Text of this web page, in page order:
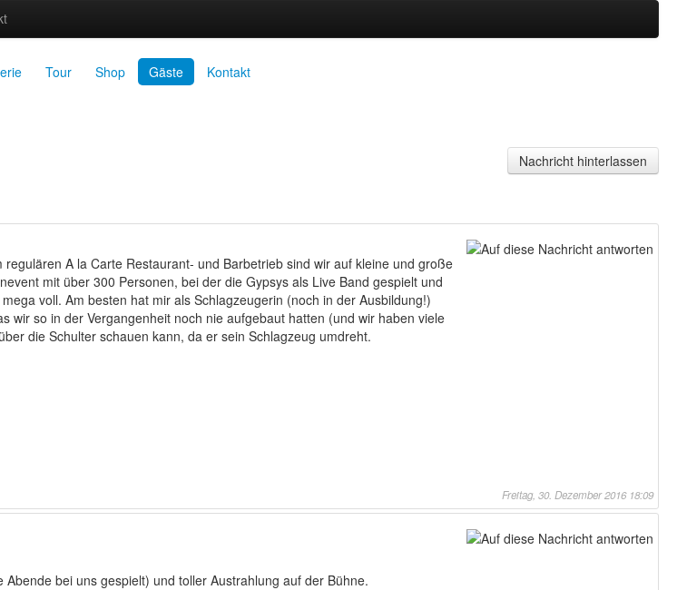
Tour Shop Gäste Kontakt
Nachricht hinterlassen
A la Carte Restaurant- und Barbetrieb sind wir auf kleine und große
mit über 300 Personen, bei der die Gypsys als Live Band gespielt und
voll. Am besten hat mir als Schlagzeugerin (noch in der Ausbildung!)
wir so in der Vergangenheit noch nie aufgebaut hatten (und wir haben viele
die Schulter schauen kann, da er sein Schlagzeug umdreht.
Freitag, 30. Dezember 2016 18:09
bei uns gespielt) und toller Austrahlung auf der Bühne.